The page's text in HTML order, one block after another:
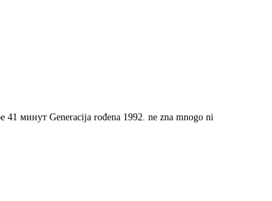
минут‎ Generacija rođena 1992. ne zna mnogo ni